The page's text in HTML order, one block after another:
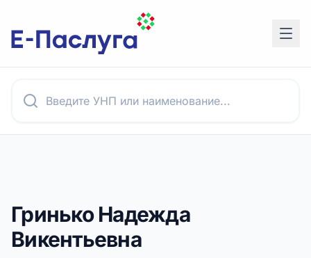
Гринько Надежда
Викентьевна